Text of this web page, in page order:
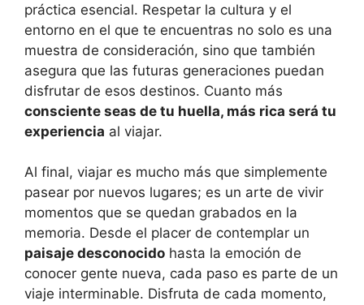
práctica esencial. Respetar la cultura y el
entorno en el que te encuentras no solo es una
muestra de consideración, sino que también
asegura que las futuras generaciones puedan
disfrutar de esos destinos. Cuanto más
consciente seas de tu huella, más rica será tu
experiencia al viajar.
Al final, viajar es mucho más que simplemente
pasear por nuevos lugares; es un arte de vivir
momentos que se quedan grabados en la
memoria. Desde el placer de contemplar un
paisaje desconocido hasta la emoción de
conocer gente nueva, cada paso es parte de un
viaje interminable. Disfruta de cada momento,